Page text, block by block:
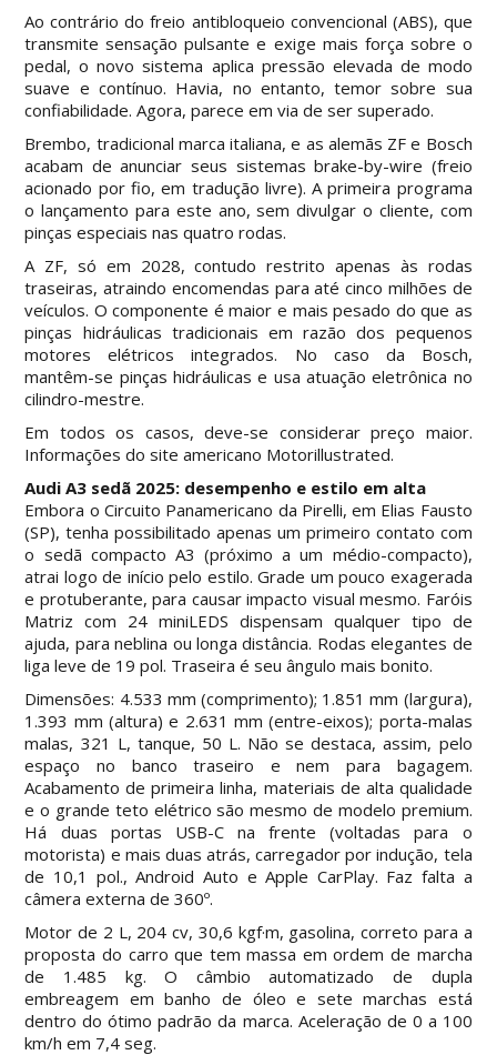
Ao contrário do freio antibloqueio convencional (ABS), que
transmite sensação pulsante e exige mais força sobre o
pedal, o novo sistema aplica pressão elevada de modo
suave e contínuo. Havia, no entanto, temor sobre sua
confiabilidade. Agora, parece em via de ser superado.
Brembo, tradicional marca italiana, e as alemãs ZF e Bosch
acabam de anunciar seus sistemas brake-by-wire (freio
acionado por fio, em tradução livre). A primeira programa
o lançamento para este ano, sem divulgar o cliente, com
pinças especiais nas quatro rodas.
A ZF, só em 2028, contudo restrito apenas às rodas
traseiras, atraindo encomendas para até cinco milhões de
veículos. O componente é maior e mais pesado do que as
pinças hidráulicas tradicionais em razão dos pequenos
motores elétricos integrados. No caso da Bosch,
mantêm-se pinças hidráulicas e usa atuação eletrônica no
cilindro-mestre.
Em todos os casos, deve-se considerar preço maior.
Informações do site americano Motorillustrated.
Audi A3 sedã 2025: desempenho e estilo em alta
Embora o Circuito Panamericano da Pirelli, em Elias Fausto
(SP), tenha possibilitado apenas um primeiro contato com
o sedã compacto A3 (próximo a um médio-compacto),
atrai logo de início pelo estilo. Grade um pouco exagerada
e protuberante, para causar impacto visual mesmo. Faróis
Matriz com 24 miniLEDS dispensam qualquer tipo de
ajuda, para neblina ou longa distância. Rodas elegantes de
liga leve de 19 pol. Traseira é seu ângulo mais bonito.
Dimensões: 4.533 mm (comprimento); 1.851 mm (largura),
1.393 mm (altura) e 2.631 mm (entre-eixos); porta-malas
malas, 321 L, tanque, 50 L. Não se destaca, assim, pelo
espaço no banco traseiro e nem para bagagem.
Acabamento de primeira linha, materiais de alta qualidade
e o grande teto elétrico são mesmo de modelo premium.
Há duas portas USB-C na frente (voltadas para o
motorista) e mais duas atrás, carregador por indução, tela
de 10,1 pol., Android Auto e Apple CarPlay. Faz falta a
câmera externa de 360º.
Motor de 2 L, 204 cv, 30,6 kgf·m, gasolina, correto para a
proposta do carro que tem massa em ordem de marcha
de 1.485 kg. O câmbio automatizado de dupla
embreagem em banho de óleo e sete marchas está
dentro do ótimo padrão da marca. Aceleração de 0 a 100
km/h em 7,4 seg.